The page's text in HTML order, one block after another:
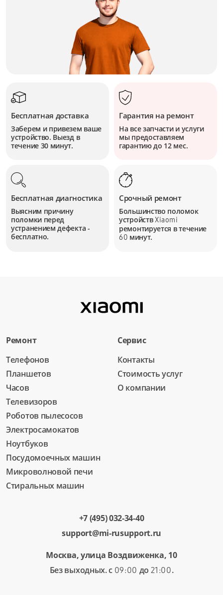
Бесплатная доставка
Заберем и привезем ваше
устройство. Выезд в
течение 30 минут.
Гарантия на ремонт
На все запчасти и услуги
мы предоставляем
гарантию до 12 мес.
Бесплатная диагностика
Выясним причину
поломки перед
устранением дефекта -
бесплатно.
Срочный ремонт
Большинство поломок
устройствXiaomi
ремонтируется в течение
60 минут.
Ремонт
Телефонов
Планшетов
Часов
Телевизоров
Роботов пылесосов
Электросамокатов
Ноутбуков
Посудомоечных машин
Микроволновой печи
Стиральных машин
Сервис
Контакты
Стоимость услуг
О компании
+7 (495) 032-34-40
support@mi-rusupport.ru
Москва, улица Воздвиженка, 10
Без выходных. с 09:00 до 21:00.